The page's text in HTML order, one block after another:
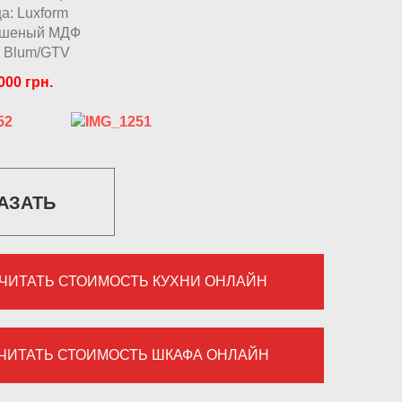
Luxform
МДФ
Blum/GTV
грн.
СТОИМОСТЬ КУХНИ ОНЛАЙН
СТОИМОСТЬ ШКАФА ОНЛАЙН